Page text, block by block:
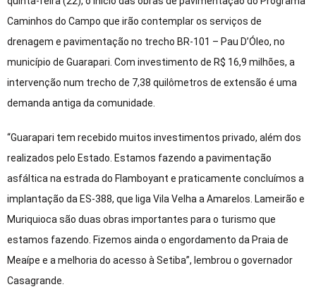
Caminhos do Campo que irão contemplar os serviços de
drenagem e pavimentação no trecho BR-101 – Pau D’Óleo, no
município de Guarapari. Com investimento de R$ 16,9 milhões, a
intervenção num trecho de 7,38 quilômetros de extensão é uma
demanda antiga da comunidade.
“Guarapari tem recebido muitos investimentos privado, além dos
realizados pelo Estado. Estamos fazendo a pavimentação
asfáltica na estrada do Flamboyant e praticamente concluímos a
implantação da ES-388, que liga Vila Velha a Amarelos. Lameirão e
Muriquioca são duas obras importantes para o turismo que
estamos fazendo. Fizemos ainda o engordamento da Praia de
Meaípe e a melhoria do acesso à Setiba”, lembrou o governador
Casagrande.